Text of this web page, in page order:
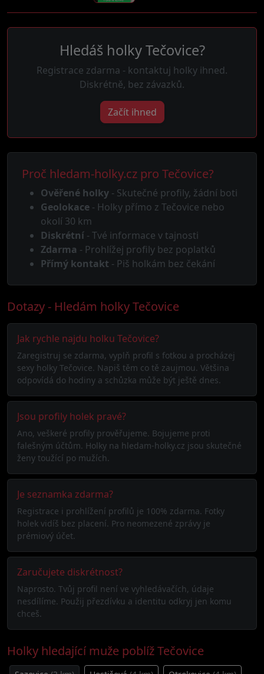
Hledáš holky Tečovice?
Registrace zdarma - kontaktuj holky ihned.
Diskrétně, bez závazků.
Začít ihned
Proč hledam-holky.cz pro Tečovice?
Ověřené holky - Skutečné profily, žádní boti
Geolokace - Holky přímo z Tečovice nebo
okolí 30 km
Diskrétní - Tvé informace v tajnosti
Zdarma - Prohlížej profily bez poplatků
Přímý kontakt - Piš holkám bez čekání
Dotazy - Hledám holky Tečovice
Jak rychle najdu holku Tečovice?
Zaregistruj se zdarma, vyplň profil s fotkou a procházej
sexy holky Tečovice. Napiš těm co tě zaujmou. Většina
odpovídá do hodiny a schůzka může být ještě dnes.
Jsou profily holek pravé?
Ano, veškeré profily prověřujeme. Bojujeme proti
falešným účtům. Holky na hledam-holky.cz jsou skutečné
ženy toužící po mužích.
Je seznamka zdarma?
Registrace i prohlížení profilů je 100% zdarma. Fotky
holek vidíš bez placení. Pro neomezené zprávy je
prémiový účet.
Zaručujete diskrétnost?
Naprosto. Tvůj profil není ve vyhledávačích, údaje
nesdílíme. Použij přezdívku a identitu odkryj jen komu
chceš.
Holky hledající muže poblíž Tečovice